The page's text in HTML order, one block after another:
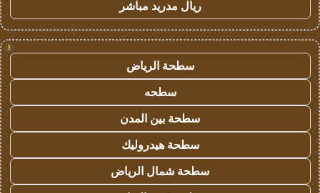
ريال مدريد مباشر
!
سطحة الرياض
سطحه
سطحة بين المدن
سطحة هيدروليك
سطحة شمال الرياض